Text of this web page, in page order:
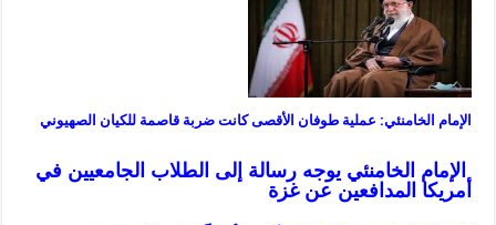
الإمام الخامنئي: عملية طوفان الأقصى كانت ضربة قاصمة للكيان الصهيوني
الإمام الخامنئي يوجه رسالة إلى الطلاب الجامعيين في
أمريكا المدافعين عن غزة